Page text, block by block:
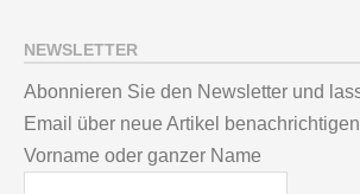
NEWSLETTER
Abonnieren Sie den Newsletter und
Email über neue Artikel
Vorname oder ganzer Name